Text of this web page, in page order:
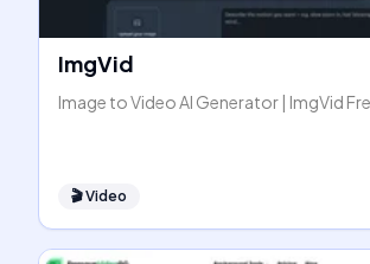
ImgVid
Image to Video AI Generator | ImgVid
🎬Video